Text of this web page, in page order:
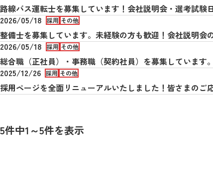
路線バス運転士を募集しています！会社説明会・選考試験
2026/05/18
採用 その他
整備士を募集しています。未経験の方も歓迎！会社説明会
2026/05/18
採用 その他
総合職（正社員）・事務職（契約社員）を募集しています
2025/12/26 採用 その他
採用ページを全面リニューアルいたしました！皆さまのご
5件中1～5件を表示